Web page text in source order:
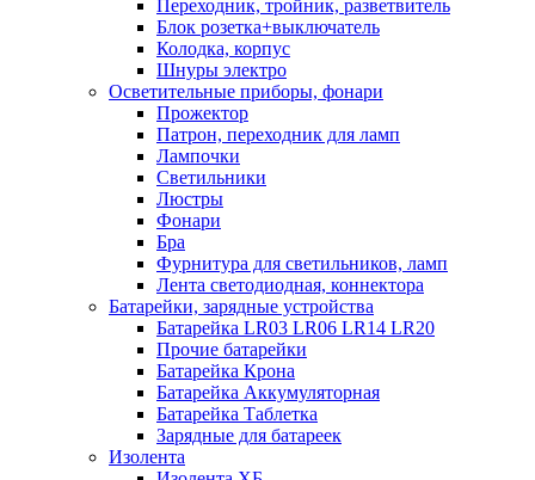
Переходник, тройник, разветвитель
Блок розетка+выключатель
Колодка, корпус
Шнуры электро
Осветительные приборы, фонари
Прожектор
Патрон, переходник для ламп
Лампочки
Светильники
Люстры
Фонари
Бра
Фурнитура для светильников, ламп
Лента светодиодная, коннектора
Батарейки, зарядные устройства
Батарейка LR03 LR06 LR14 LR20
Прочие батарейки
Батарейка Крона
Батарейка Аккумуляторная
Батарейка Таблетка
Зарядные для батареек
Изолента